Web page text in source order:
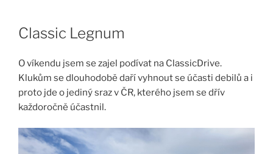
contentClassic Legnum
O víkendu jsem se zajel podívat na ClassicDrive.
Klukům se dlouhodobě daří vyhnout se účasti debilů a i
proto jde o jediný sraz v ČR, kterého jsem se dřív
každoročně účastnil.